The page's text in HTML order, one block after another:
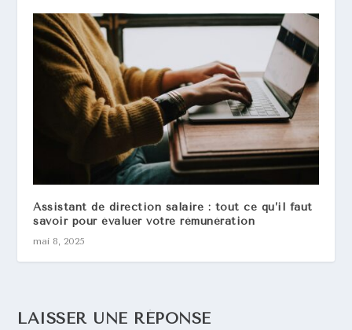
Assistant de direction salaire : tout ce qu’il faut
savoir pour évaluer votre rémunération
mai 8, 2025
LAISSER UNE RÉPONSE